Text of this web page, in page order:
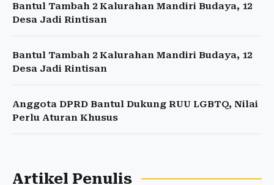
Bantul Tambah 2 Kalurahan Mandiri Budaya, 12
Desa Jadi Rintisan
Bantul Tambah 2 Kalurahan Mandiri Budaya, 12
Desa Jadi Rintisan
Anggota DPRD Bantul Dukung RUU LGBTQ, Nilai
Perlu Aturan Khusus
Artikel Penulis